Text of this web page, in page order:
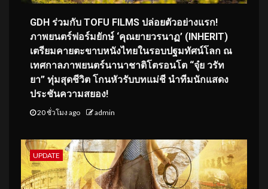
GDH ร่วมกับ TOFU FILMS ปล่อยตัวอย่างแรก!
ภาพยนตร์ฟอร์มยักษ์ ‘คุณยายวรนาฏ’ (INHERIT)
เตรียมคายตะขาบหนังไทยในรอบปฐมทัศน์โลก ณ
เทศกาลภาพยนตร์นานาชาติโตรอนโต “จุ๋ย วรัท
ยา” ทุ่มสุดชีวิต โกนหัวรับบทแม่ชี นำทีมนักแสดง
ประชันความสยอง!
20 ชั่วโมง ago admin
UPDATE